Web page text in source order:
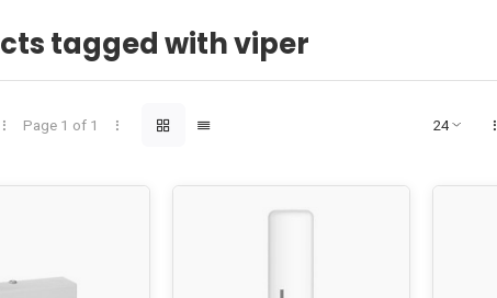
tagged with viper
Page 1 of 1